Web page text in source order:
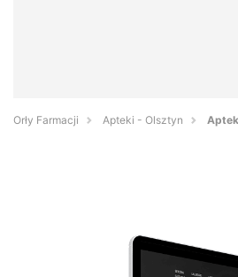
Orły Farmacji Apteki - Olsztyn